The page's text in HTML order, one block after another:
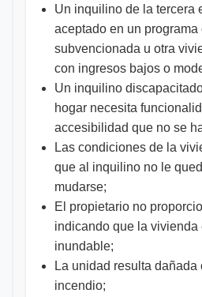
Un inquilino de la tercera
aceptado en un programa
subvencionada u otra
con ingresos bajos o
Un inquilino
hogar necesita
accesibilidad que no se
Las condiciones de la
que al inquilino no le
mudarse;
El propietario no
indicando que la vivienda
inundable;
La unidad resulta dañada
incendio;